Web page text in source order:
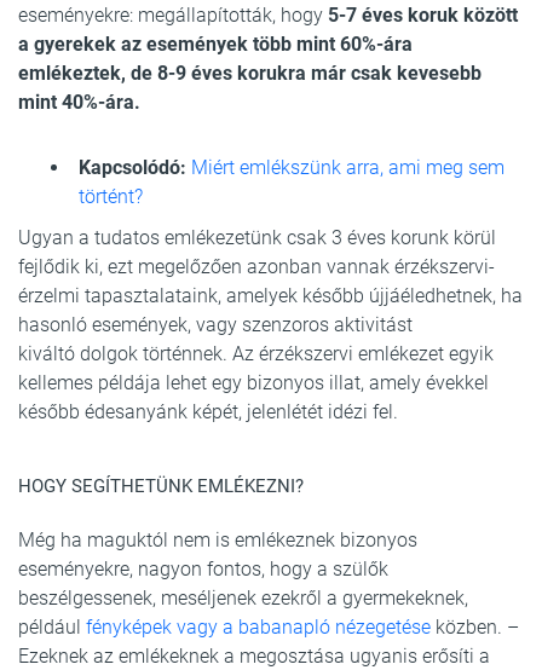
eseményekre: megállapították, hogy 5-7 éves koruk között
a gyerekek az események több mint 60%-ára
emlékeztek, de 8-9 éves korukra már csak kevesebb
mint 40%-ára.
Kapcsolódó: Miért emlékszünk arra, ami meg sem
történt?
Ugyan a tudatos emlékezetünk csak 3 éves korunk körül
fejlődik ki, ezt megelőzően azonban vannak érzékszervi-
érzelmi tapasztalataink, amelyek később újjáéledhetnek, ha
hasonló események, vagy szenzoros aktivitást
kiváltó dolgok történnek. Az érzékszervi emlékezet egyik
kellemes példája lehet egy bizonyos illat, amely évekkel
később édesanyánk képét, jelenlétét idézi fel.
HOGY SEGÍTHETÜNK EMLÉKEZNI?
Még ha maguktól nem is emlékeznek bizonyos
eseményekre, nagyon fontos, hogy a szülők
beszélgessenek, meséljenek ezekről a gyermekeknek,
például fényképek vagy a babanapló nézegetése közben. –
Ezeknek az emlékeknek a megosztása ugyanis erősíti a